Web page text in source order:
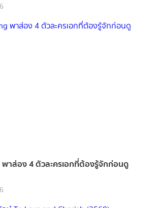
พาส่อง 4 ตัวละครเอกที่ต้องรู้จักก่อนดู